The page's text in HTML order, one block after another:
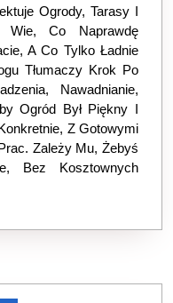
Ogrody, Tarasy I
Wie, Co Naprawdę
A Co Tylko Ładnie
Tłumaczy Krok Po
Nawadnianie,
Ogród Był Piękny I
Z Gotowymi
Zależy Mu, Żebyś
Bez Kosztownych